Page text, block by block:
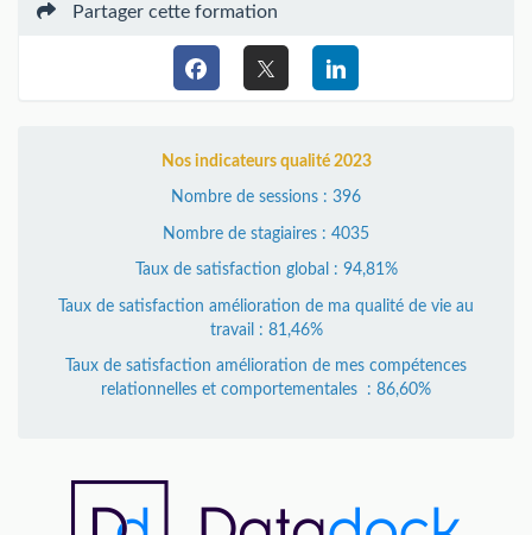
Partager cette formation
Nos indicateurs qualité 2023
Nombre de sessions : 396
Nombre de stagiaires : 4035
Taux de satisfaction global : 94,81%
Taux de satisfaction amélioration de ma qualité de vie au
travail : 81,46%
Taux de satisfaction amélioration de mes compétences
relationnelles et comportementales : 86,60%